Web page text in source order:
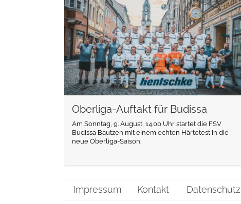
Oberliga-Auftakt für Budissa
Am Sonntag, 9. August, 14.00 Uhr startet die FSV
Budissa Bautzen mit einem echten Härtetest in die
neue Oberliga-Saison.
Impressum Kontakt Datenschutz